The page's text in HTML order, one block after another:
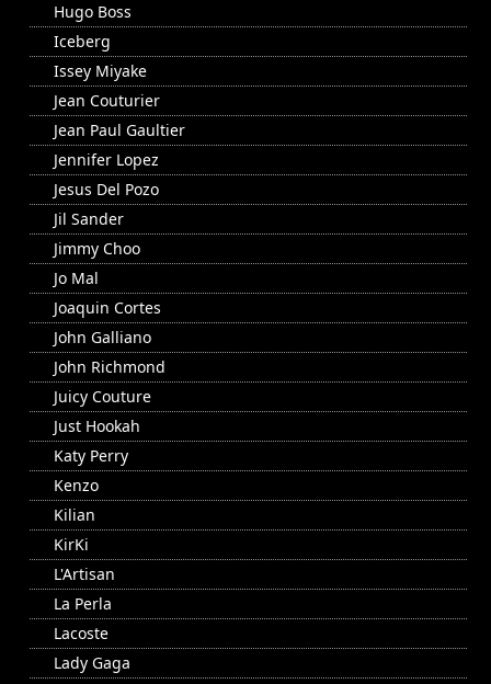
Hugo Boss
Iceberg
Issey Miyake
Jean Couturier
Jean Paul Gaultier
Jennifer Lopez
Jesus Del Pozo
Jil Sander
Jimmy Choo
Jo Mal
Joaquin Cortes
John Galliano
John Richmond
Juicy Couture
Just Hookah
Katy Perry
Kenzo
Kilian
KirKi
L'Artisan
La Perla
Lacoste
Lady Gaga